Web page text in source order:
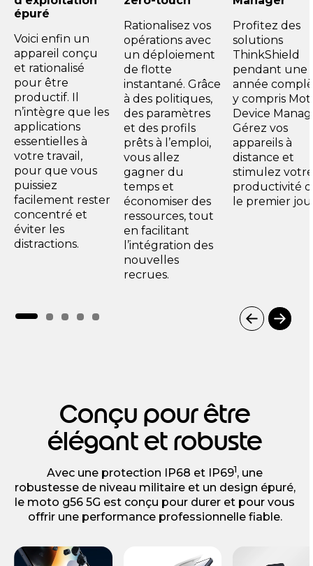
épuré
Voici enfin un
appareil conçu
et rationalisé
pour être
productif. Il
n’intègre que les
applications
essentielles à
votre travail,
pour que vous
puissiez
facilement rester
concentré et
éviter les
distractions.
Rationalisez vos
opérations avec
un déploiement
de flotte
instantané. Grâce
à des politiques,
des paramètres
et des profils
prêts à l’emploi,
vous allez
gagner du
temps et
économiser des
ressources, tout
en facilitant
l’intégration des
nouvelles
recrues.
Profitez des
solutions
ThinkShield
pendant une
année
y compris
Device
Gérez vos
appareils à
distance et
stimulez
productivité
le premier
Conçu pour être
élégant et robuste
Avec une protection IP68 et IP691, une
robustesse de niveau militaire et un design épuré,
le moto g56 5G est conçu pour durer et pour vous
offrir une performance professionnelle fiable.